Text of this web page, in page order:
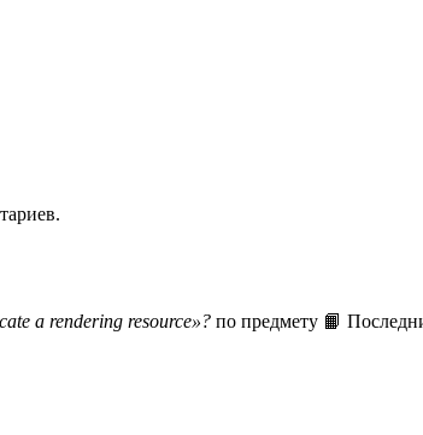
a rendering resource»? по предмету 📙